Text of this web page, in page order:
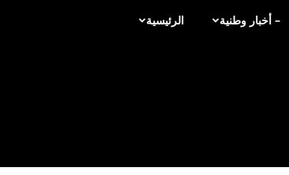
الرئيسية – أخبار وطنية